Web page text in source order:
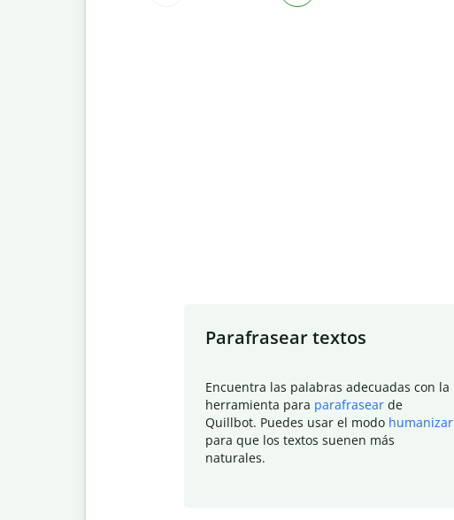
Parafrasear textos
Encuentra las palabras adecuadas con la
herramienta para parafrasear de
Quillbot. Puedes usar el modo humanizar
para que los textos suenen más
naturales.